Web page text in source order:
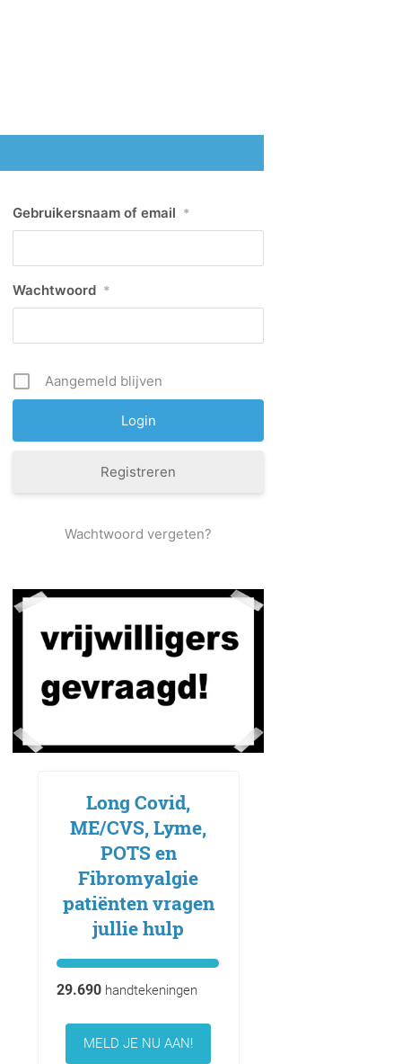
Gebruikersnaam of email *
Wachtwoord *
Aangemeld blijven
Registreren
Wachtwoord vergeten?
Long Covid,
ME/CVS, Lyme,
POTS en
Fibromyalgie
patiënten vragen
jullie hulp
29.690handtekeningen
MELD JE NU AAN!